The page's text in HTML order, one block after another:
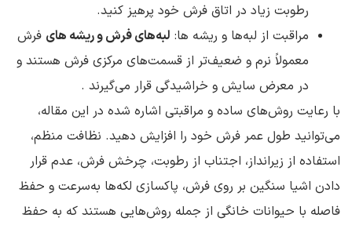
رطوبت زیاد در اتاق فرش خود پرهیز کنید.
مراقبت از لبه‌ها و ریشه ها: لبه‌های فرش و ریشه های فرش
معمولاً نرم و ضعیف‌تر از قسمت‌های مرکزی فرش هستند و
در معرض سایش و خراشیدگی قرار می‌گیرند .
با رعایت روش‌های ساده و مراقبتی اشاره شده در این مقاله،
می‌توانید طول عمر فرش خود را افزایش دهید. نظافت منظم،
استفاده از زیرانداز، اجتناب از رطوبت، چرخش فرش، عدم قرار
دادن اشیا سنگین بر روی فرش، پاکسازی لکه‌ها به‌سرعت و حفظ
فاصله با حیوانات خانگی از جمله روش‌هایی هستند که به حفظ